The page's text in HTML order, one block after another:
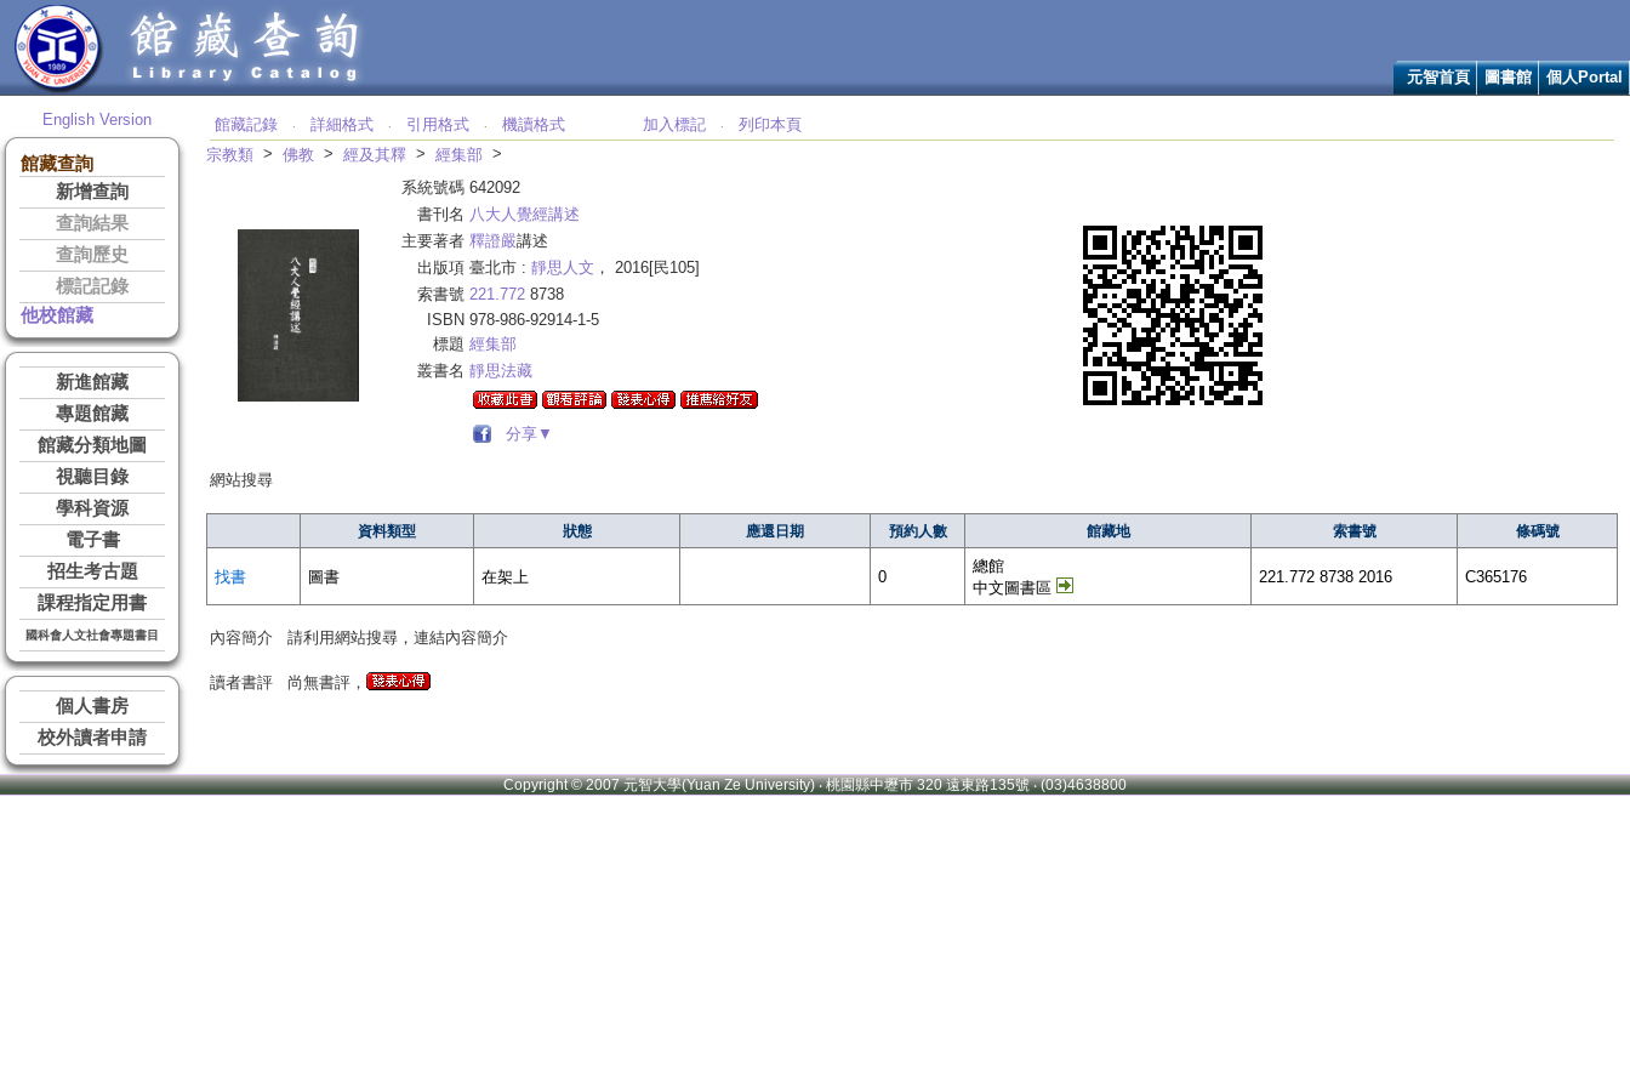
元智首頁 圖書館 個人Portal
English Version
館藏查詢
新增查詢
查詢結果
查詢歷史
標記記錄
他校館藏
新進館藏
專題館藏
館藏分類地圖
視聽目錄
學科資源
電子書
招生考古題
課程指定用書
國科會人文社會專題書目
個人書房
校外讀者申請
館藏記錄 ‧ 詳細格式 ‧ 引用格式 ‧ 機讀格式 加入標記 ‧
列印本頁
宗教類 > 佛教 > 經及其釋 > 經集部 >
系統號碼 642092
書刊名 八大人覺經講述
主要著者 釋證嚴講述
出版項 臺北市 : 靜思人文 ， 2016[民105]
索書號 221.772 8738
ISBN 978-986-92914-1-5
標題 經集部
叢書名 靜思法藏
分享▼
網站搜尋
資料類型 狀態 應還日期 預約人數 館藏地 索書號 條碼號
找書 圖書 在架上 0
總館
中文圖書區
221.772 8738 2016 C365176
內容簡介 請利用網站搜尋，連結內容簡介
讀者書評 尚無書評，
Copyright © 2007 元智大學(Yuan Ze University) ‧ 桃園縣中壢市 320 遠東路135號 ‧ (03)4638800